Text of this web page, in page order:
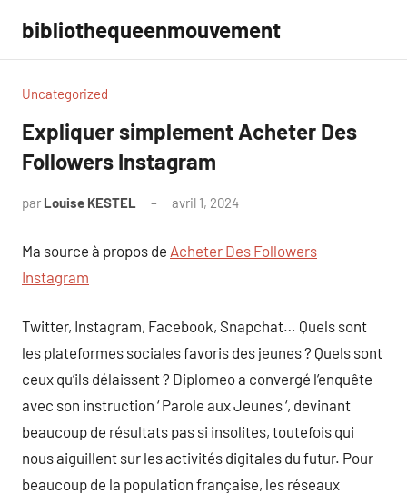
contenu
bibliothequeenmouvement
Uncategorized
Expliquer simplement Acheter Des
Followers Instagram
par Louise KESTEL avril 1, 2024
Ma source à propos de Acheter Des Followers
Instagram
Twitter, Instagram, Facebook, Snapchat… Quels sont
les plateformes sociales favoris des jeunes ? Quels sont
ceux qu’ils délaissent ? Diplomeo a convergé l’enquête
avec son instruction ‘ Parole aux Jeunes ‘, devinant
beaucoup de résultats pas si insolites, toutefois qui
nous aiguillent sur les activités digitales du futur. Pour
beaucoup de la population française, les réseaux